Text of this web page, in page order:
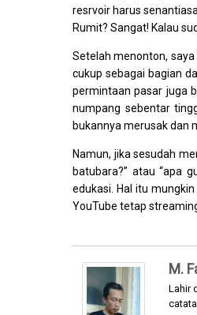
resrvoir harus
Rumit? Sangat! Kalau
Setelah menonton, saya
cukup sebagai bagian
permintaan pasar juga
numpang sebentar
bukannya merusak dan
Namun, jika sesudah
batubara?” atau “apa
edukasi. Hal itu
YouTube tetap
M.
Lahir